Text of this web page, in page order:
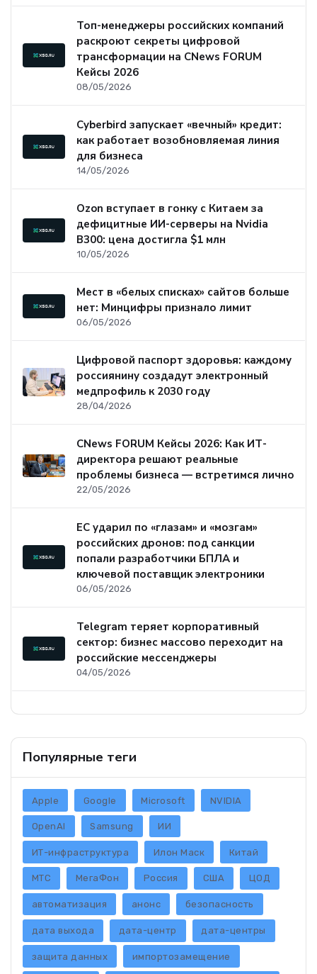
Топ-менеджеры российских компаний
раскроют секреты цифровой
трансформации на CNews FORUM
Кейсы 2026
08/05/2026
Cyberbird запускает «вечный» кредит:
как работает возобновляемая линия
для бизнеса
14/05/2026
Ozon вступает в гонку с Китаем за
дефицитные ИИ-серверы на Nvidia
B300: цена достигла $1 млн
10/05/2026
Мест в «белых списках» сайтов больше
нет: Минцифры признало лимит
06/05/2026
Цифровой паспорт здоровья: каждому
россиянину создадут электронный
медпрофиль к 2030 году
28/04/2026
CNews FORUM Кейсы 2026: Как ИТ-
директора решают реальные
проблемы бизнеса — встретимся лично
22/05/2026
ЕС ударил по «глазам» и «мозгам»
российских дронов: под санкции
попали разработчики БПЛА и
ключевой поставщик электроники
06/05/2026
Telegram теряет корпоративный
сектор: бизнес массово переходит на
российские мессенджеры
04/05/2026
Популярные теги
Apple Google Microsoft NVIDIA
OpenAI Samsung ИИ
ИТ-инфраструктура Илон Маск Китай
МТС МегаФон Россия США ЦОД
автоматизация анонс безопасность
дата выхода дата-центр дата-центры
защита данных импортозамещение